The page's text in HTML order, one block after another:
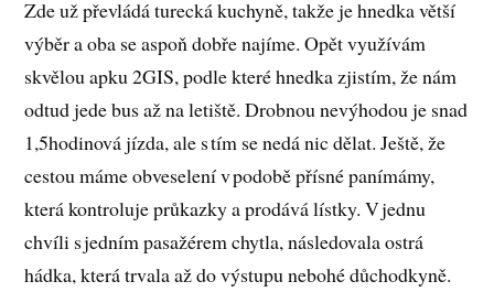
Zde už převládá turecká kuchyně, takže je hnedka větší
výběr a oba se aspoň dobře najíme. Opět využívám
skvělou apku 2GIS, podle které hnedka zjistím, že nám
odtud jede bus až na letiště. Drobnou nevýhodou je snad
1,5hodinová jízda, ale s tím se nedá nic dělat. Ještě, že
cestou máme obveselení v podobě přísné panímámy,
která kontroluje průkazky a prodává lístky. V jednu
chvíli s jedním pasažérem chytla, následovala ostrá
hádka, která trvala až do výstupu nebohé důchodkyně.